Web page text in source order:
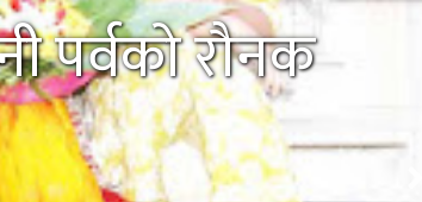
पर्वको रौनक